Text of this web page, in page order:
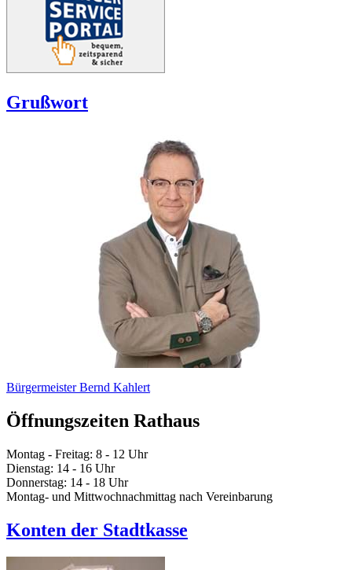
Grußwort
Bürgermeister Bernd Kahlert
Öffnungszeiten Rathaus
Montag - Freitag: 8 - 12 Uhr
Dienstag: 14 - 16 Uhr
Donnerstag: 14 - 18 Uhr
Montag- und Mittwochnachmittag nach Vereinbarung
Konten der Stadtkasse